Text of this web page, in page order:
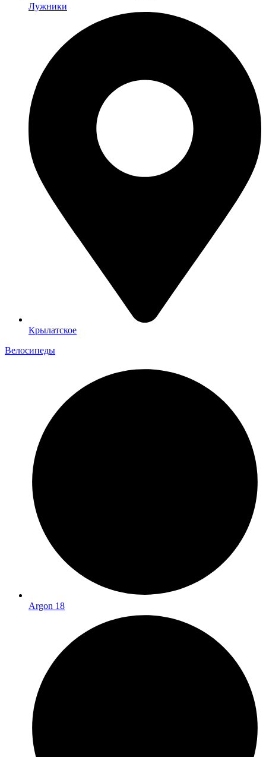
Лужники
Крылатское
Велосипеды
Argon 18